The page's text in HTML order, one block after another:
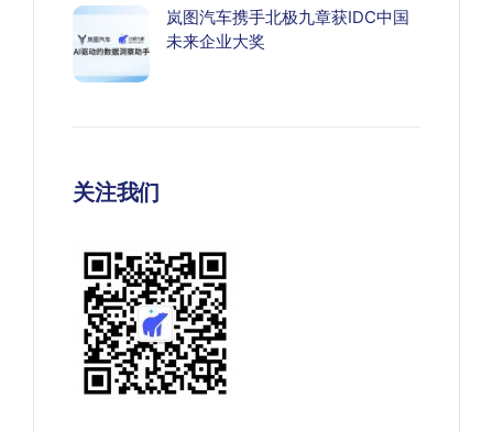
岚图汽车携手北极九章获IDC中国
未来企业大奖
关注我们